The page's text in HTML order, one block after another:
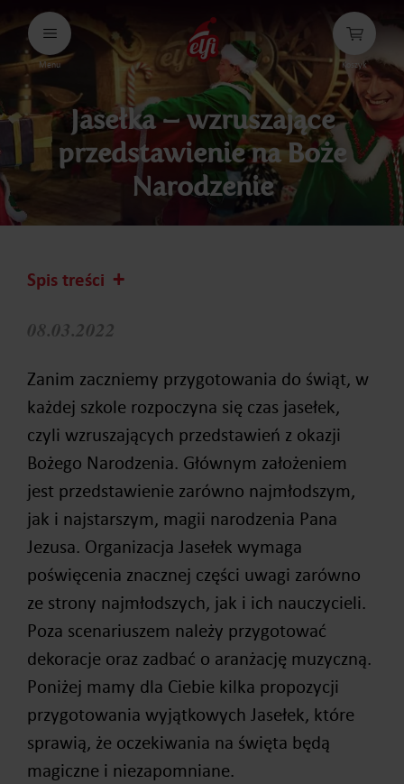
treści
Menu Koszyk
Jasełka – wzruszające
przedstawienie na Boże
Narodzenie
Spis treści
08.03.2022
Zanim zaczniemy przygotowania do świąt, w
każdej szkole rozpoczyna się czas jasełek,
czyli wzruszających przedstawień z okazji
Bożego Narodzenia. Głównym założeniem
jest przedstawienie zarówno najmłodszym,
jak i najstarszym, magii narodzenia Pana
Jezusa. Organizacja Jasełek wymaga
poświęcenia znacznej części uwagi zarówno
ze strony najmłodszych, jak i ich nauczycieli.
Poza scenariuszem należy przygotować
dekoracje oraz zadbać o aranżację muzyczną.
Poniżej mamy dla Ciebie kilka propozycji
przygotowania wyjątkowych Jasełek, które
sprawią, że oczekiwania na święta będą
magiczne i niezapomniane.